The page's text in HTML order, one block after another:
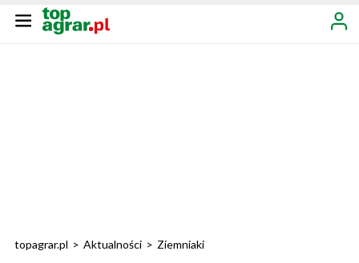
topagrar.pl > Aktualności > Ziemniaki